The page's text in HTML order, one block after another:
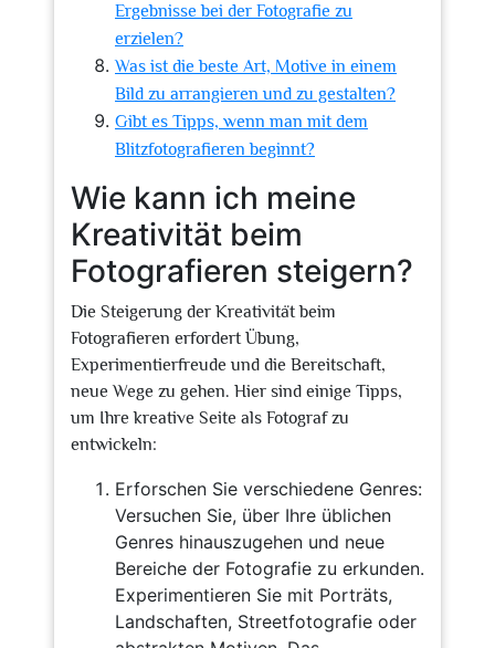
Ergebnisse bei der Fotografie zu
erzielen?
Was ist die beste Art, Motive in einem
Bild zu arrangieren und zu gestalten?
Gibt es Tipps, wenn man mit dem
Blitzfotografieren beginnt?
Wie kann ich meine
Kreativität beim
Fotografieren steigern?
Die Steigerung der Kreativität beim
Fotografieren erfordert Übung,
Experimentierfreude und die Bereitschaft,
neue Wege zu gehen. Hier sind einige Tipps,
um Ihre kreative Seite als Fotograf zu
entwickeln:
Erforschen Sie verschiedene Genres:
Versuchen Sie, über Ihre üblichen
Genres hinauszugehen und neue
Bereiche der Fotografie zu erkunden.
Experimentieren Sie mit Porträts,
Landschaften, Streetfotografie oder